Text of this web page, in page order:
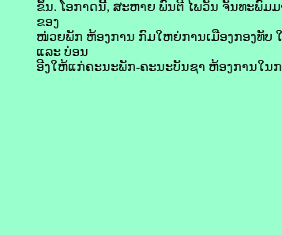
ຂຶ້ນ. ໂອກາດນີ້, ສະຫາຍ ພົນຕີ ໄພວັນ ຈັນທະພົມ
ຂອງ
ໜ່ວຍພັກ ຫ້ອງການ ກົມໃຫຍ່ການເມືອງກອງທັບ
ແລະ ບ່ອນ
ອີງໃຫ້ແກ່ຄະນະພັກ-ຄະນະບັນຊາ ຫ້ອງການໃ